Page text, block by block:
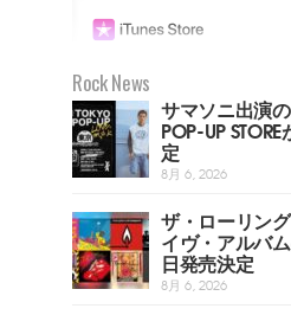
Rock News
サマソニ出演
POP-UP
定
8月 6, 2026
ザ・ローリン
イヴ・アルバ
日発売決定
8月 6, 2026